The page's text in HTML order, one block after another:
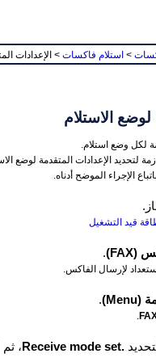
> استلام فاكسات > الإعدادات
لوضع الاستلام
لكل وضع استلام.
لتحديد الإعدادات المتقدمة لوضع
الإجراء الموضح أدناه.
.
قيد التشغيل
(‏FAX)‏
.
لإرسال الفاكس.
(‏Menu)‏
.
.
Receive mode set.‎ ‏،